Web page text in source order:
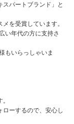
パートブランド」と
を受賞しています。
い年代の方に支持さ
もいらっしゃいま
ローするので、安心し